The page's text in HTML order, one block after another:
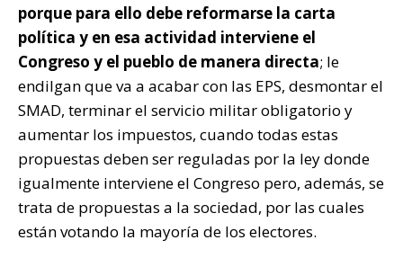
porque para ello debe reformarse la carta
política y en esa actividad interviene el
Congreso y el pueblo de manera directa; le
endilgan que va a acabar con las EPS, desmontar el
SMAD, terminar el servicio militar obligatorio y
aumentar los impuestos, cuando todas estas
propuestas deben ser reguladas por la ley donde
igualmente interviene el Congreso pero, además, se
trata de propuestas a la sociedad, por las cuales
están votando la mayoría de los electores.